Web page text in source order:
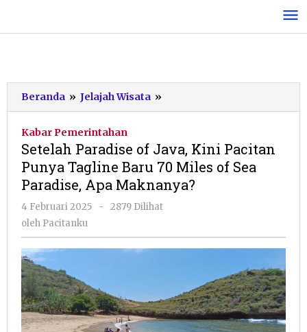
konten
Beranda » Jelajah Wisata »
Paradise
Kini
Pacitan
Punya
Tagline
Miles
Paradise,
Apa
Maknanya?
Kabar Pemerintahan
Setelah Paradise of Java, Kini Pacitan
Punya Tagline Baru 70 Miles of Sea
Paradise, Apa Maknanya?
4 Februari 2025
oleh
-
2879 Dilihat
oleh Pacitanku